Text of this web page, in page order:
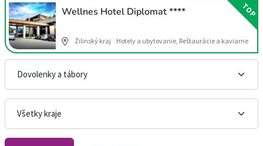
Wellnes Hotel Diplomat ****
Žilinský kraj Hotely a ubytovanie, Reštaurácie a kaviarne
TOP